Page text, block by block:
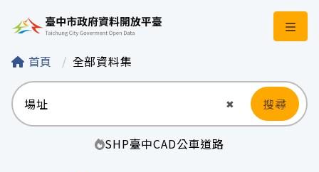
臺中市政府資料開
首頁 全部資料集
✖ 清空輸入
搜尋
SHP臺中CAD公車道路